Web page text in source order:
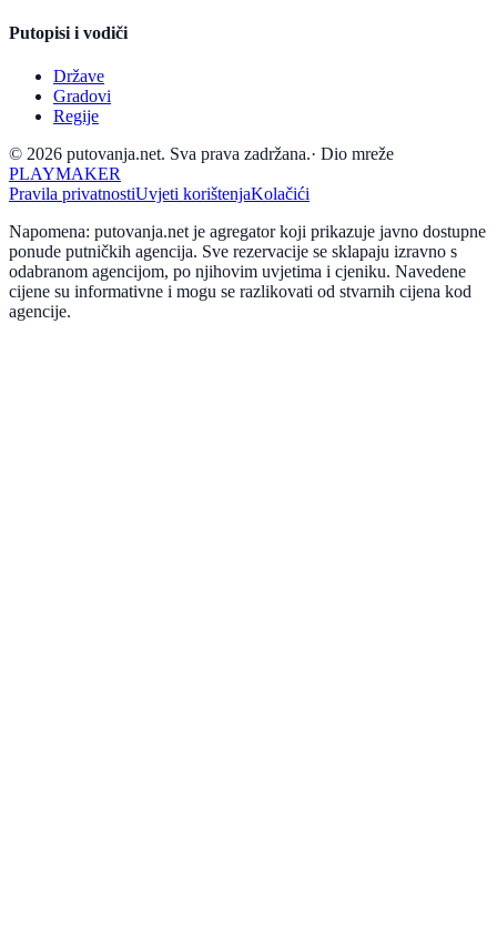
Putopisi i vodiči
Države
Gradovi
Regije
© 2026 putovanja.net. Sva prava zadržana.· Dio mreže
PLAYMAKER
Pravila privatnostiUvjeti korištenjaKolačići
Napomena: putovanja.net je agregator koji prikazuje javno dostupne
ponude putničkih agencija. Sve rezervacije se sklapaju izravno s
odabranom agencijom, po njihovim uvjetima i cjeniku. Navedene
cijene su informativne i mogu se razlikovati od stvarnih cijena kod
agencije.